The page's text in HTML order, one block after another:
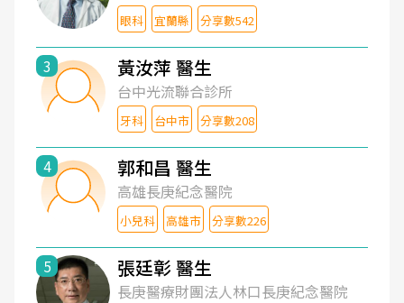
眼科 宜蘭縣 分享數542
3 黃汝萍 醫生
台中光流聯合診所
牙科 台中市 分享數208
4 郭和昌 醫生
高雄長庚紀念醫院
小兒科 高雄市 分享數226
5 張廷彰 醫生
長庚醫療財團法人林口長庚紀念醫院